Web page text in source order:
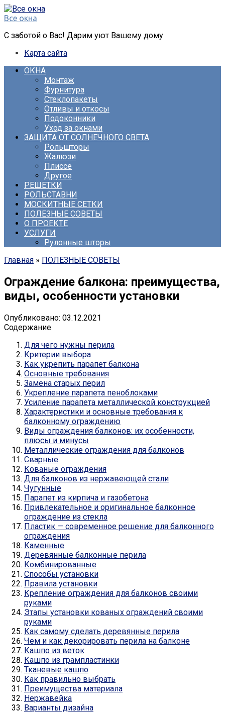
Перейти
к
Все окна
С заботой о Вас! Дарим уют Вашему дому
Карта сайта
ОКНА
Монтаж
Фурнитура
Стеклопакеты
Отливы и откосы
Подоконники
Уход за окнами
ЗАЩИТА ОТ СОЛНЕЧНОГО СВЕТА
Рольшторы
Жалюзи
Плиссе
Другое
РЕШЕТКИ
РОЛЬСТАВНИ
МОСКИТНЫЕ СЕТКИ
ПОЛЕЗНЫЕ СОВЕТЫ
О ПРОЕКТЕ
УСЛУГИ
Рулонные шторы
Главная » ПОЛЕЗНЫЕ СОВЕТЫ
Ограждение балкона: преимущества,
виды, особенности установки
Опубликовано: 03.12.2021
Содержание
Для чего нужны перила
Критерии выбора
Как укрепить парапет балкона
Основные требования
Замена старых перил
Укрепление парапета пеноблоками
Усиление парапета металлической конструкцией
Характеристики и основные требования к
балконному ограждению
Виды ограждения балконов: их особенности,
плюсы и минусы
Металлические ограждения для балконов
Сварные
Кованые ограждения
Для балконов из нержавеющей стали
Чугунные
Парапет из кирпича и газобетона
Привлекательное и оригинальное балконное
ограждение из стекла
Пластик — современное решение для балконного
ограждения
Каменные
Деревянные балконные перила
Комбинированные
Способы установки
Правила установки
Крепление ограждения для балконов своими
руками
Этапы установки кованых ограждений своими
руками
Как самому сделать деревянные перила
Чем и как декорировать перила на балконе
Кашпо из веток
Кашпо из грампластинки
Тканевые кашпо
Как правильно выбрать
Преимущества материала
Нержавейка
Варианты дизайна